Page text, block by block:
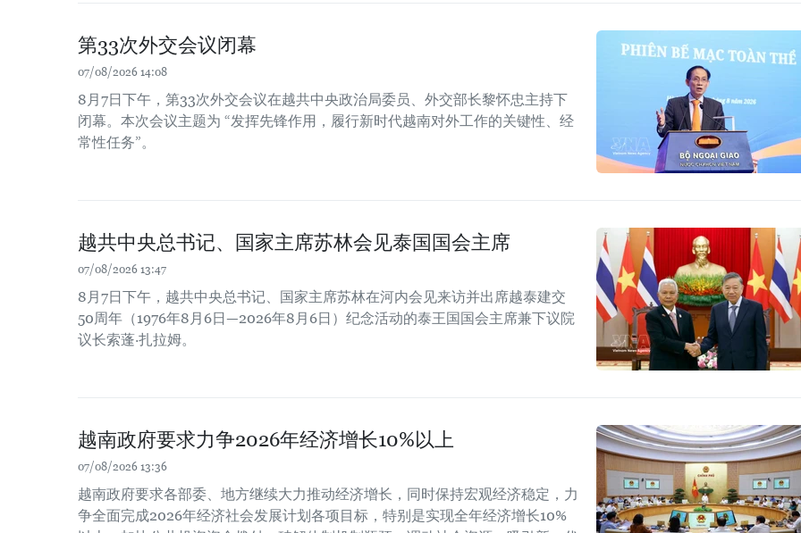
第33次外交会议闭幕
07/08/2026 14:08
8月7日下午，第33次外交会议在越共中央政治局委员、外交部长黎怀忠主持下
闭幕。本次会议主题为 “发挥先锋作用，履行新时代越南对外工作的关键性、经
常性任务”。
越共中央总书记、国家主席苏林会见泰国国会主席
07/08/2026 13:47
8月7日下午，越共中央总书记、国家主席苏林在河内会见来访并出席越泰建交
50周年（1976年8月6日—2026年8月6日）纪念活动的泰王国国会主席兼下议院
议长索蓬·扎拉姆。
越南政府要求力争2026年经济增长10%以上
07/08/2026 13:36
越南政府要求各部委、地方继续大力推动经济增长，同时保持宏观经济稳定，力
争全面完成2026年经济社会发展计划各项目标，特别是实现全年经济增长10%